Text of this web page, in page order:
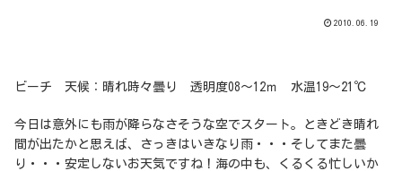
2010.06.19
ビーチ 天候：晴れ時々曇り 透明度08～12ｍ 水温19～21℃
今日は意外にも雨が降らなさそうな空でスタート。ときどき晴れ
間が出たかと思えば、さっきはいきなり雨・・・そしてまた曇
り・・・安定しないお天気ですね！海の中も、くるくる忙しいか